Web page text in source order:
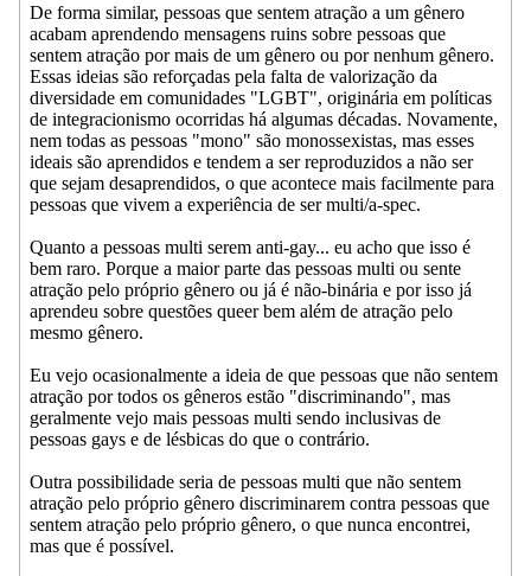
De forma similar, pessoas que sentem atração a um gênero
acabam aprendendo mensagens ruins sobre pessoas que
sentem atração por mais de um gênero ou por nenhum gênero.
Essas ideias são reforçadas pela falta de valorização da
diversidade em comunidades "LGBT", originária em políticas
de integracionismo ocorridas há algumas décadas. Novamente,
nem todas as pessoas "mono" são monossexistas, mas esses
ideais são aprendidos e tendem a ser reproduzidos a não ser
que sejam desaprendidos, o que acontece mais facilmente para
pessoas que vivem a experiência de ser multi/a-spec.
Quanto a pessoas multi serem anti-gay... eu acho que isso é
bem raro. Porque a maior parte das pessoas multi ou sente
atração pelo próprio gênero ou já é não-binária e por isso já
aprendeu sobre questões queer bem além de atração pelo
mesmo gênero.
Eu vejo ocasionalmente a ideia de que pessoas que não sentem
atração por todos os gêneros estão "discriminando", mas
geralmente vejo mais pessoas multi sendo inclusivas de
pessoas gays e de lésbicas do que o contrário.
Outra possibilidade seria de pessoas multi que não sentem
atração pelo próprio gênero discriminarem contra pessoas que
sentem atração pelo próprio gênero, o que nunca encontrei,
mas que é possível.